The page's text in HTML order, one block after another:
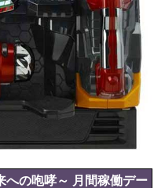
への咆哮～ 月間稼働デー